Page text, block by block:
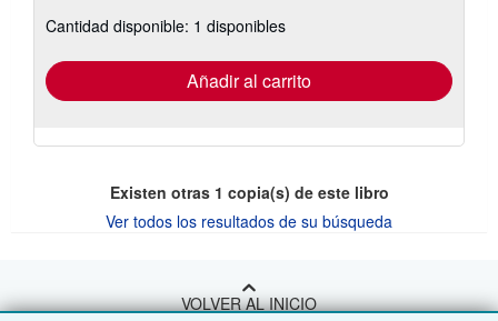
las
tarifas
envío
Cantidad disponible: 1 disponibles
Añadir al carrito
Existen otras 1 copia(s) de este libro
Ver todos los resultados de su búsqueda
VOLVER AL INICIO